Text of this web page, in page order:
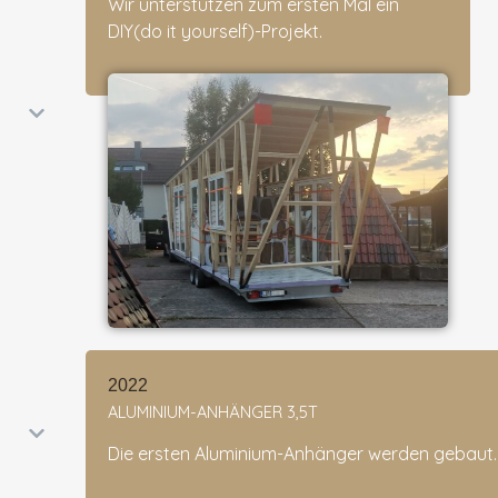
Wir unterstützen zum ersten Mal ein
DIY(do it yourself)-Projekt.
2022
ALUMINIUM-ANHÄNGER 3,5T
Die ersten Aluminium-Anhänger werden gebaut.